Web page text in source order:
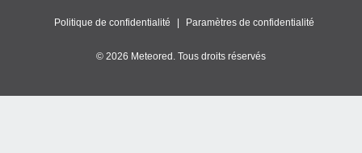
Politique de confidentialité Paramètres de confidentialité
© 2026 Meteored. Tous droits réservés